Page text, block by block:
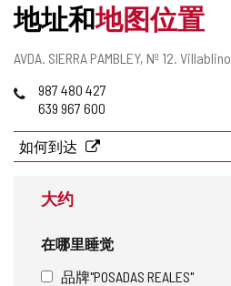
本
中
添
删
除
地址和地图位置
邮
地
AVDA. SIERRA PAMBLEY, Nº 12. Villablino.
电
987 480 427
639 967 600
如何到达
大约
在哪里睡觉
品牌"POSADAS REALES"